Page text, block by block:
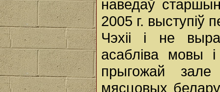
наведаў
2005 г. выступіў
Чэхіі і не
асабліва мовы
прыгожай зале
мясцовых